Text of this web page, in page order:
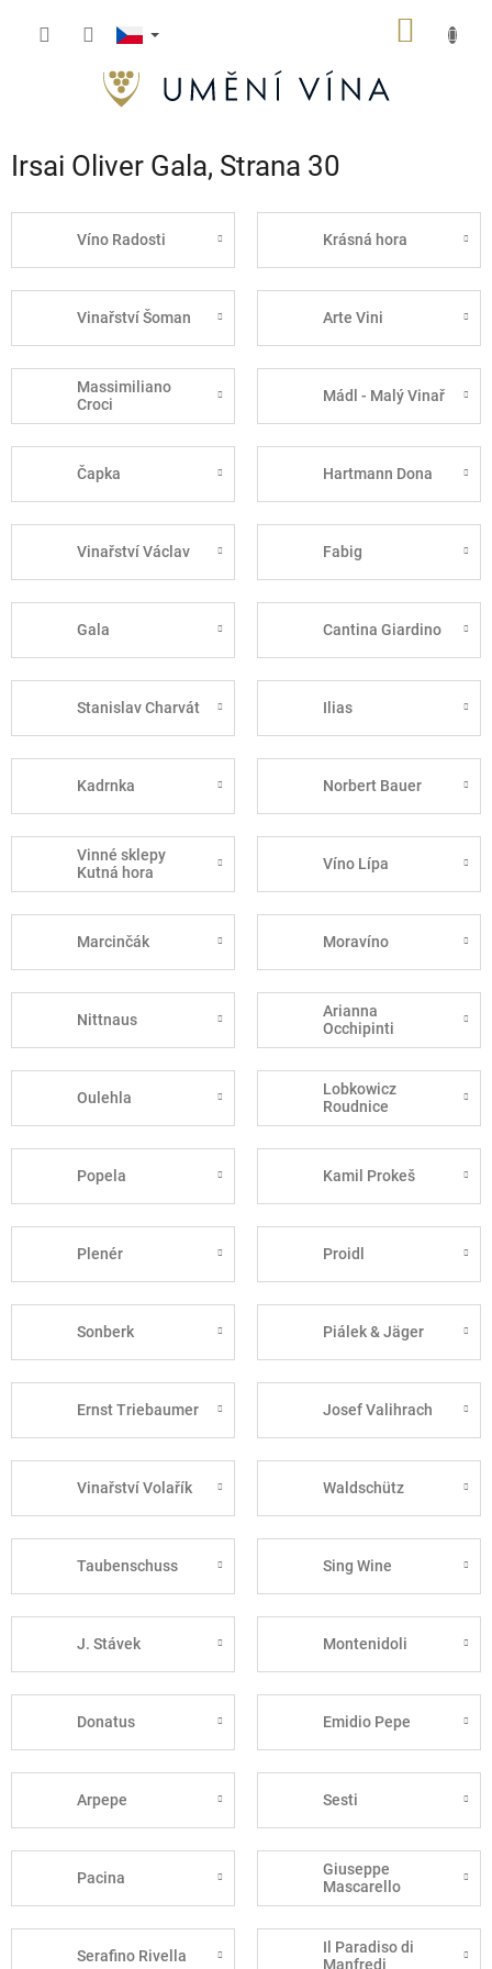
Irsai Oliver Gala, Strana 30
Víno Radosti Krásná hora
Vinařství Šoman Arte Vini
Massimiliano
Croci
Mádl - Malý Vinař
Čapka Hartmann Dona
Vinařství Václav Fabig
Gala Cantina Giardino
Stanislav Charvát Ilias
Kadrnka Norbert Bauer
Vinné sklepy
Kutná hora
Víno Lípa
Marcinčák Moravíno
Nittnaus
Arianna
Occhipinti
Oulehla
Lobkowicz
Roudnice
Popela Kamil Prokeš
Plenér Proidl
Sonberk Piálek & Jäger
Ernst Triebaumer Josef Valihrach
Vinařství Volařík Waldschütz
Taubenschuss Sing Wine
J. Stávek Montenidoli
Donatus Emidio Pepe
Arpepe Sesti
Pacina
Giuseppe
Mascarello
Serafino Rivella
Il Paradiso di
Manfredi